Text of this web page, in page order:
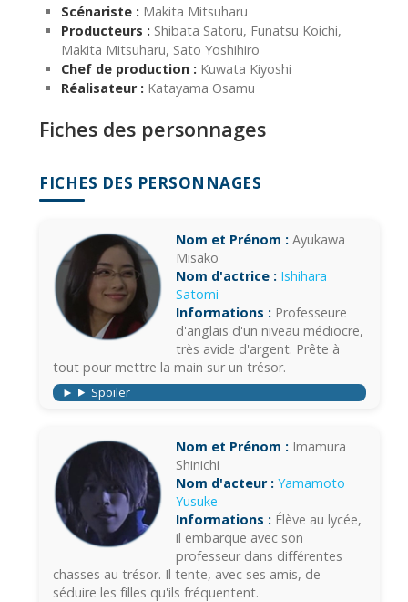
Scénariste : Makita Mitsuharu
Producteurs : Shibata Satoru, Funatsu Koichi,
Makita Mitsuharu, Sato Yoshihiro
Chef de production : Kuwata Kiyoshi
Réalisateur : Katayama Osamu
Fiches des personnages
FICHES DES PERSONNAGES
Nom et Prénom : Ayukawa
Misako
Nom d'actrice : Ishihara
Satomi
Informations : Professeure
d'anglais d'un niveau médiocre,
très avide d'argent. Prête à
tout pour mettre la main sur un trésor.
Spoiler
Nom et Prénom : Imamura
Shinichi
Nom d'acteur : Yamamoto
Yusuke
Informations : Élève au lycée,
il embarque avec son
professeur dans différentes
chasses au trésor. Il tente, avec ses amis, de
séduire les filles qu'ils fréquentent.